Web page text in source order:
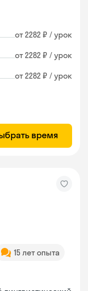
от 2282 ₽ / урок
от 2282 ₽ / урок
от 2282 ₽ / урок
время
15 лет опыта